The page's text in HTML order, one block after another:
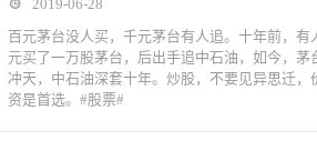
2019-06-28
百元茅台没人买，千元茅台有人追。十年前，有
元买了一万股茅台，后出手追中石油，如今，茅
冲天，中石油深套十年。炒股，不要见异思迁，
资是首选。#股票#